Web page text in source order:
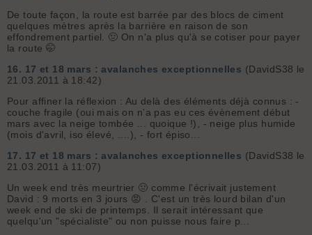
De toute façon, la route est barrée par des blocs de ciment
quelques mètres après la barrière en raison de son
effondrement partiel. 🤢 On n'a plus qu'à se cotiser pour payer
la route 🤭
16. 17 et 18 mars : avalanches exceptionnelles (DavidS38 le
21.03.2011 à 18:42)
Pour affiner la réflexion : Au delà des éléments déjà connus : -
couche fragile (oui mais on n'a pas eu ces évènement début
mars avec la neige tombée ... quoique !), - neige plus humide
(mois d'avril, iso élevé, ....), - fort épiso...
17. 17 et 18 mars : avalanches exceptionnelles (DavidS38 le
21.03.2011 à 11:07)
Un week end très meurtrier 🤢 comme l'écrivait justement
David : 9 morts en 3 jours 😡 . C'est un très lourd bilan d'un
week end de ski de printemps. Il serait intéressant que
quelqu'un "spécialiste" ou non puisse nous faire p...